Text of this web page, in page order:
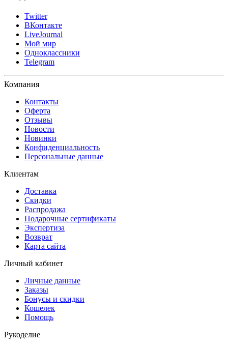
Twitter
ВКонтакте
LiveJournal
Мой мир
Одноклассники
Telegram
Компания
Контакты
Оферта
Отзывы
Новости
Новинки
Конфиденциальность
Персональные данные
Клиентам
Доставка
Скидки
Распродажа
Подарочные сертификаты
Экспертиза
Возврат
Карта сайта
Личный кабинет
Личные данные
Заказы
Бонусы и скидки
Кошелек
Помощь
Рукоделие